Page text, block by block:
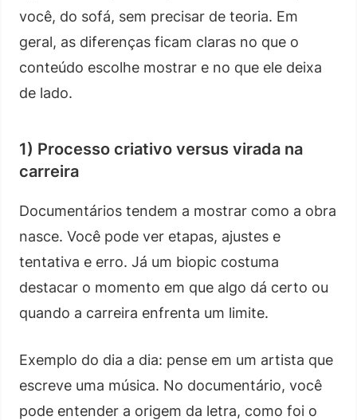
você, do sofá, sem precisar de teoria. Em
geral, as diferenças ficam claras no que o
conteúdo escolhe mostrar e no que ele deixa
de lado.
1) Processo criativo versus virada na
carreira
Documentários tendem a mostrar como a obra
nasce. Você pode ver etapas, ajustes e
tentativa e erro. Já um biopic costuma
destacar o momento em que algo dá certo ou
quando a carreira enfrenta um limite.
Exemplo do dia a dia: pense em um artista que
escreve uma música. No documentário, você
pode entender a origem da letra, como foi o